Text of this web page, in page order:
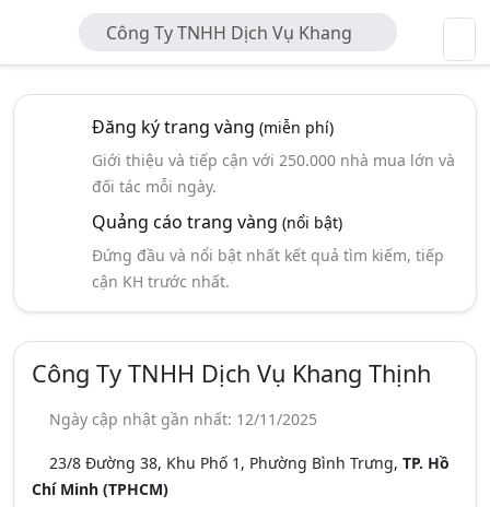
Công Ty TNHH Dịch Vụ Khang
Thịnh
Đăng ký trang vàng (miễn phí)
Giới thiệu và tiếp cận với 250.000 nhà mua lớn và
đối tác mỗi ngày.
Quảng cáo trang vàng (nổi bật)
Đứng đầu và nổi bật nhất kết quả tìm kiếm, tiếp
cận KH trước nhất.
Công Ty TNHH Dịch Vụ Khang Thịnh
Ngày cập nhật gần nhất: 12/11/2025
23/8 Đường 38, Khu Phố 1, Phường Bình Trưng, TP. Hồ
Chí Minh (TPHCM)